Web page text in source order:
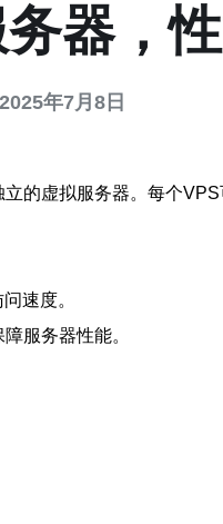
器，
2025年7月8日
的虚拟服务器。每个
速度。
服务器性能。